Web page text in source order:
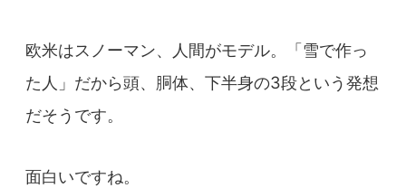
欧米はスノーマン、人間がモデル。「雪で作っ
た人」だから頭、胴体、下半身の3段という発想
だそうです。
面白いですね。